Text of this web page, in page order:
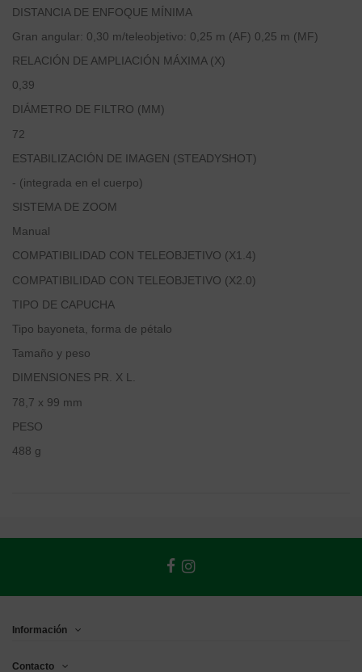
DISTANCIA DE ENFOQUE MÍNIMA
Gran angular: 0,30 m/teleobjetivo: 0,25 m (AF) 0,25 m (MF)
RELACIÓN DE AMPLIACIÓN MÁXIMA (X)
0,39
DIÁMETRO DE FILTRO (MM)
72
ESTABILIZACIÓN DE IMAGEN (STEADYSHOT)
- (integrada en el cuerpo)
SISTEMA DE ZOOM
Manual
COMPATIBILIDAD CON TELEOBJETIVO (X1.4)
COMPATIBILIDAD CON TELEOBJETIVO (X2.0)
TIPO DE CAPUCHA
Tipo bayoneta, forma de pétalo
Tamaño y peso
DIMENSIONES PR. X L.
78,7 x 99 mm
PESO
488 g
Información
Contacto